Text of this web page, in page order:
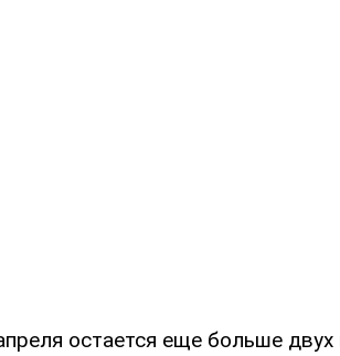
остается еще больше двух